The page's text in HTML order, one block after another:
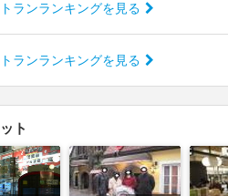
ランランキングを見る
ランランキングを見る
ト